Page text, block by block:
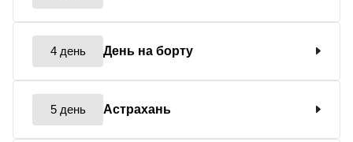
4 день День на борту
5 день Астрахань